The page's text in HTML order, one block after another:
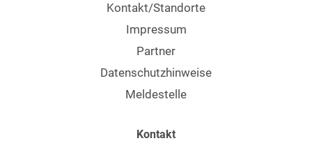
Kontakt/Standorte
Impressum
Partner
Datenschutzhinweise
Meldestelle
Kontakt